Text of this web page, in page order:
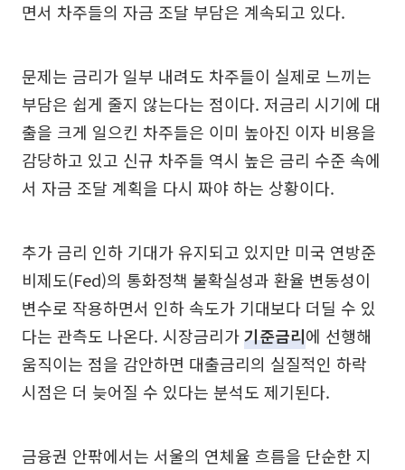
면서 차주들의 자금 조달 부담은 계속되고 있다.
문제는 금리가 일부 내려도 차주들이 실제로 느끼는
부담은 쉽게 줄지 않는다는 점이다. 저금리 시기에 대
출을 크게 일으킨 차주들은 이미 높아진 이자 비용을
감당하고 있고 신규 차주들 역시 높은 금리 수준 속에
서 자금 조달 계획을 다시 짜야 하는 상황이다.
추가 금리 인하 기대가 유지되고 있지만 미국 연방준
비제도(Fed)의 통화정책 불확실성과 환율 변동성이
변수로 작용하면서 인하 속도가 기대보다 더딜 수 있
다는 관측도 나온다. 시장금리가기준금리에 선행해
움직이는 점을 감안하면 대출금리의 실질적인 하락
시점은 더 늦어질 수 있다는 분석도 제기된다.
금융권 안팎에서는 서울의 연체율 흐름을 단순한 지